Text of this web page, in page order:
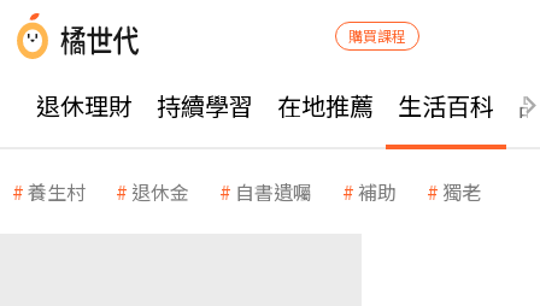
購買課程
退休理財 持續學習 在地推薦 生活百科
養生村 退休金 自書遺囑 補助 獨老